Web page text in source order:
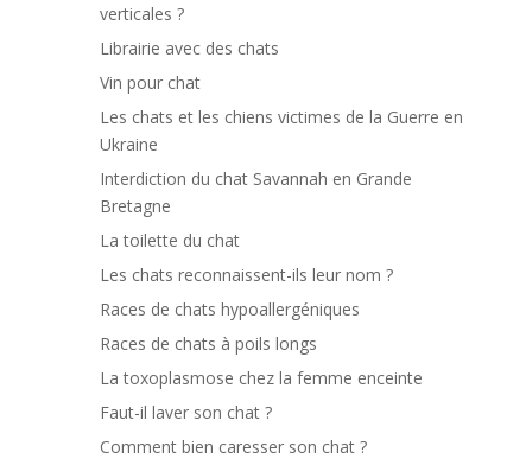
verticales ?
Librairie avec des chats
Vin pour chat
Les chats et les chiens victimes de la Guerre en
Ukraine
Interdiction du chat Savannah en Grande
Bretagne
La toilette du chat
Les chats reconnaissent-ils leur nom ?
Races de chats hypoallergéniques
Races de chats à poils longs
La toxoplasmose chez la femme enceinte
Faut-il laver son chat ?
Comment bien caresser son chat ?